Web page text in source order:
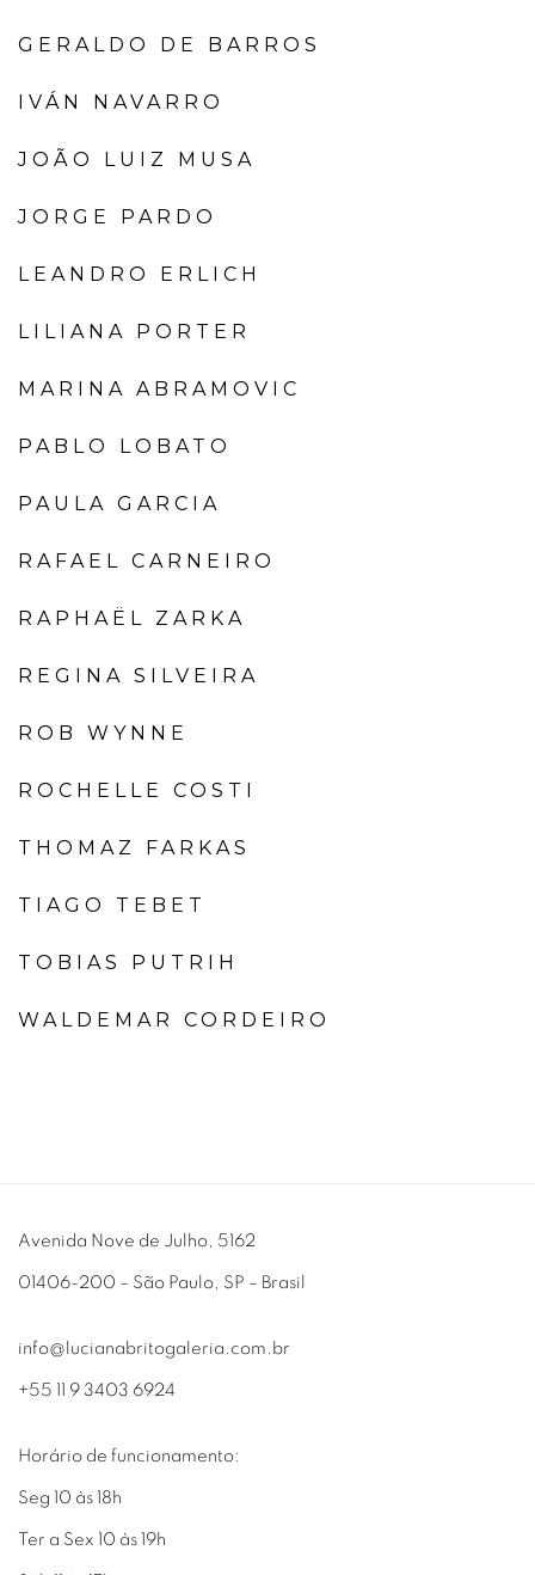
GERALDO DE BARROS
IVÁN NAVARRO
JOÃO LUIZ MUSA
JORGE PARDO
LEANDRO ERLICH
LILIANA PORTER
MARINA ABRAMOVIC
PABLO LOBATO
PAULA GARCIA
RAFAEL CARNEIRO
RAPHAËL ZARKA
REGINA SILVEIRA
ROB WYNNE
ROCHELLE COSTI
THOMAZ FARKAS
TIAGO TEBET
TOBIAS PUTRIH
WALDEMAR CORDEIRO
Avenida Nove de Julho, 5162
01406-200 – São Paulo, SP – Brasil
info@lucianabritogaleria.com.br
+55 11 9 3403 6924
Horário de funcionamento:
Seg 10 às 18h
Ter a Sex 10 às 19h